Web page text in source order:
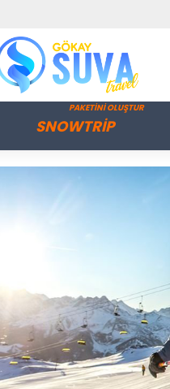
SNOWTRİP
PAKETİNİ OLUŞTUR